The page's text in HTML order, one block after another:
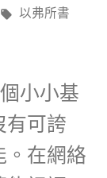
標
以弗所書
小小基
有可誇
。在網絡